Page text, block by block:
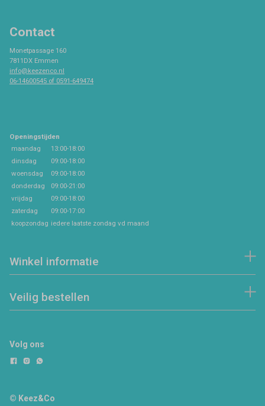
Contact
Monetpassage 160
7811DX Emmen
info@keezenco.nl
06-14600545 of 0591-649474
Openingstijden
maandag
13:00-18:00
dinsdag
09:00-18:00
woensdag
09:00-18:00
donderdag
09:00-21:00
vrijdag
09:00-18:00
zaterdag
09:00-17:00
koopzondag iedere laatste zondag vd maand
Winkel informatie
Veilig bestellen
Volg ons
© Keez&Co